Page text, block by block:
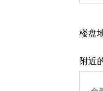
楼盘
附近